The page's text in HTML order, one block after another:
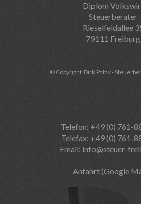
Diplom
Steuerberater
Rieselfeldallee
79111 Freiburg
© Copyright Dirk Patay -
Telefon: +49 (0) 761-
Telefax: +49 (0) 761-
Email: info@steuer-
Anfahrt (Google